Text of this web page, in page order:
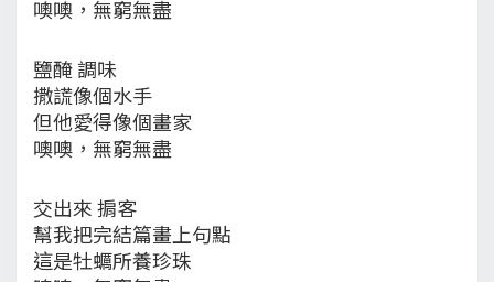
噢噢，無窮無盡
鹽醃 調味
撒謊像個水手
但他愛得像個畫家
噢噢，無窮無盡
交出來 掮客
幫我把完結篇畫上句點
這是牡蠣所養珍珠